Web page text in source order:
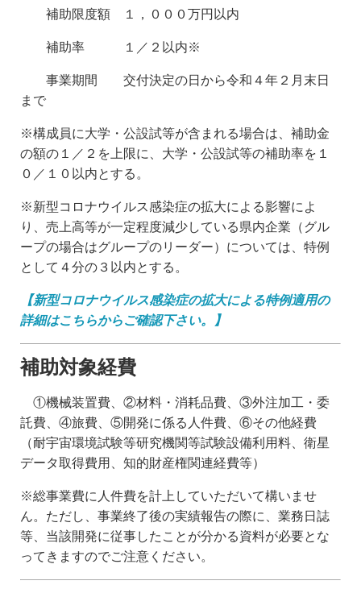
補助限度額 １，０００万円以内
補助率 １／２以内※
事業期間 交付決定の日から令和４年２月末日
まで
※構成員に大学・公設試等が含まれる場合は、補助金
の額の１／２を上限に、大学・公設試等の補助率を１
０／１０以内とする。
※新型コロナウイルス感染症の拡大による影響によ
り、売上高等が一定程度減少している県内企業（グル
ープの場合はグループのリーダー）については、特例
として４分の３以内とする。
【新型コロナウイルス感染症の拡大による特例適用の
詳細はこちらからご確認下さい。】
補助対象経費
①機械装置費、②材料・消耗品費、③外注加工・委
託費、④旅費、⑤開発に係る人件費、⑥その他経費
（耐宇宙環境試験等研究機関等試験設備利用料、衛星
データ取得費用、知的財産権関連経費等）
※総事業費に人件費を計上していただいて構いませ
ん。ただし、事業終了後の実績報告の際に、業務日誌
等、当該開発に従事したことが分かる資料が必要とな
ってきますのでご注意ください。